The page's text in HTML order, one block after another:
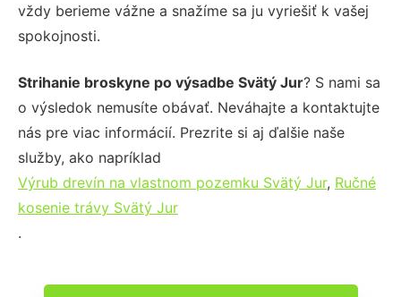
vždy berieme vážne a snažíme sa ju vyriešiť k vašej
spokojnosti.
Strihanie broskyne po výsadbe Svätý Jur? S nami sa
o výsledok nemusíte obávať. Neváhajte a kontaktujte
nás pre viac informácií. Prezrite si aj ďalšie naše
služby, ako napríklad
Výrub drevín na vlastnom pozemku Svätý Jur, Ručné
kosenie trávy Svätý Jur
.